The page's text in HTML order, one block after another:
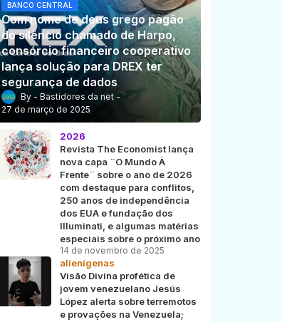
BANCO CENTRAL
Com nome de deus grego pagão
do silêncio chamado de Harpo,
consórcio financeiro cooperativo
lança solução para DREX ter
segurança de dados
Bastidores da net
27 de março de 2025
2026
Revista The Economist lança
nova capa ¨O Mundo À
Frente¨ sobre o ano de 2026
com destaque para conflitos,
250 anos de independência
dos EUA e fundação dos
Illuminati, e algumas matérias
especiais sobre o próximo ano
14 de novembro de 2025
alienígenas
Visão Divina profética de
jovem venezuelano Jesús
López alerta sobre terremotos
e provações na Venezuela;